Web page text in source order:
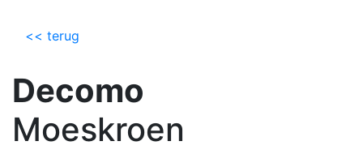
<< terug
Decomo
Moeskroen